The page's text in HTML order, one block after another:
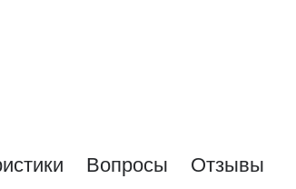
Вопросы Отзывы